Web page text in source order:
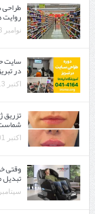
نوامبر 03, 2025
سایت
در
اکتبر 13, 2025
اکتبر 01, 2025
وقتی
سپتامبر 06, 2025